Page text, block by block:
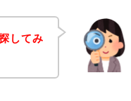
してみ